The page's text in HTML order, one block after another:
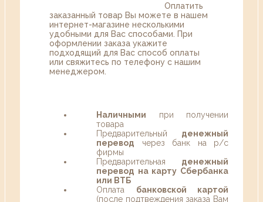
Оплатить
заказанный товар Вы можете в нашем
интернет-магазине несколькими
удобными для Вас способами. При
оформлении заказа укажите
подходящий для Вас способ оплаты
или свяжитесь по телефону с нашим
менеджером.
Наличными при получении
товара
Предварительный денежный
перевод через банк на р/с
фирмы
Предварительная денежный
перевод на карту Сбербанка
или ВТБ
Оплата банковской картой
(после подтвеждения заказа Вам